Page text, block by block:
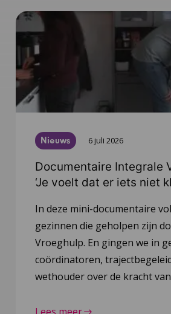
Nieuws 6 juli 2026
Documentaire Integrale
‘Je voelt dat er iets niet
In deze mini-documentaire
gezinnen die geholpen zijn
Vroeghulp. En gingen we in
coördinatoren,
wethouder over de kracht